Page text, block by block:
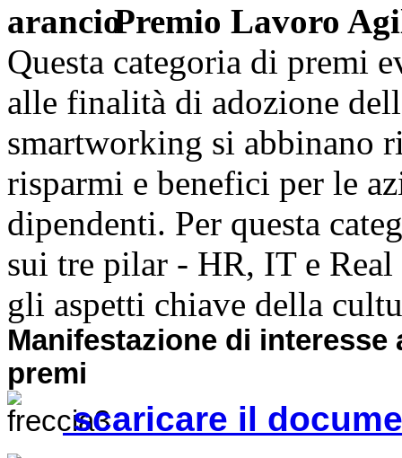
Premio Lavoro
Questa categoria di premi
alle finalità di adozione
smartworking si abbinano
risparmi e benefici per le
dipendenti. Per questa
sui tre pilar - HR, IT e
gli aspetti chiave della
Manifestazione di
premi
scaricare il